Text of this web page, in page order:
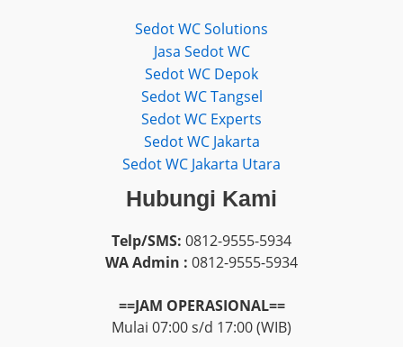
Sedot WC Solutions
Jasa Sedot WC
Sedot WC Depok
Sedot WC Tangsel
Sedot WC Experts
Sedot WC Jakarta
Sedot WC Jakarta Utara
Hubungi Kami
Telp/SMS: 0812-9555-5934
WA Admin : 0812-9555-5934
==JAM OPERASIONAL==
Mulai 07:00 s/d 17:00 (WIB)